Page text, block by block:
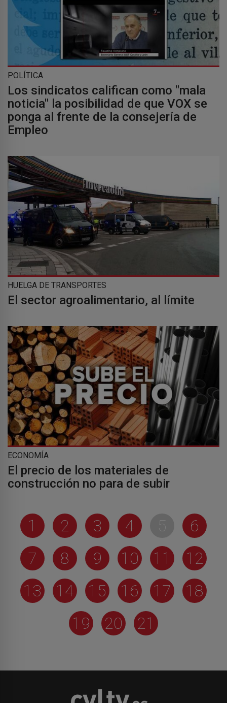
POLÍTICA
Los sindicatos califican como "mala
noticia" la posibilidad de que VOX se
ponga al frente de la consejería de
Empleo
HUELGA DE TRANSPORTES
El sector agroalimentario, al límite
ECONOMÍA
El precio de los materiales de
construcción no para de subir
1 2 3 4 5
6
7
8 9 10 11
12
13
14 15 16 17
18
19
20 21